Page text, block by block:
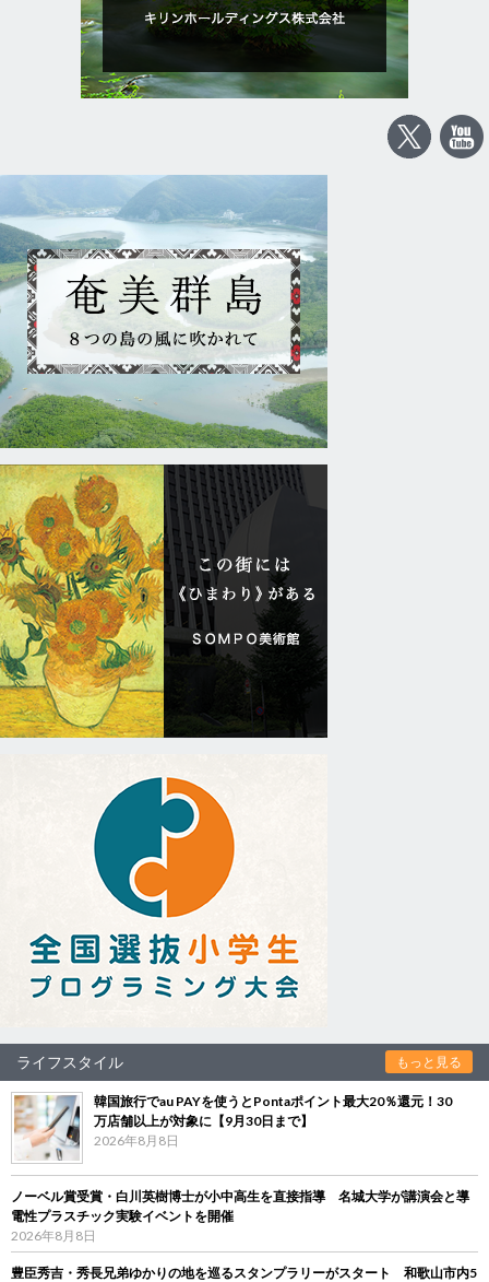
ライフスタイル もっと見る
韓国旅行でau PAYを使うとPontaポイント最大20％還元！30
万店舗以上が対象に【9月30日まで】
2026年8月8日
ノーベル賞受賞・白川英樹博士が小中高生を直接指導 名城大学が講演会と導
電性プラスチック実験イベントを開催
2026年8月8日
豊臣秀吉・秀長兄弟ゆかりの地を巡るスタンプラリーがスタート 和歌山市内5